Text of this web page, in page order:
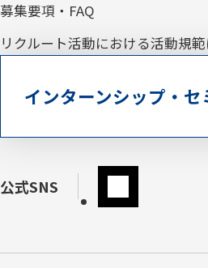
募集要項・FAQ
リクルート活動における活動規
インターンシップ・セ
公式SNS